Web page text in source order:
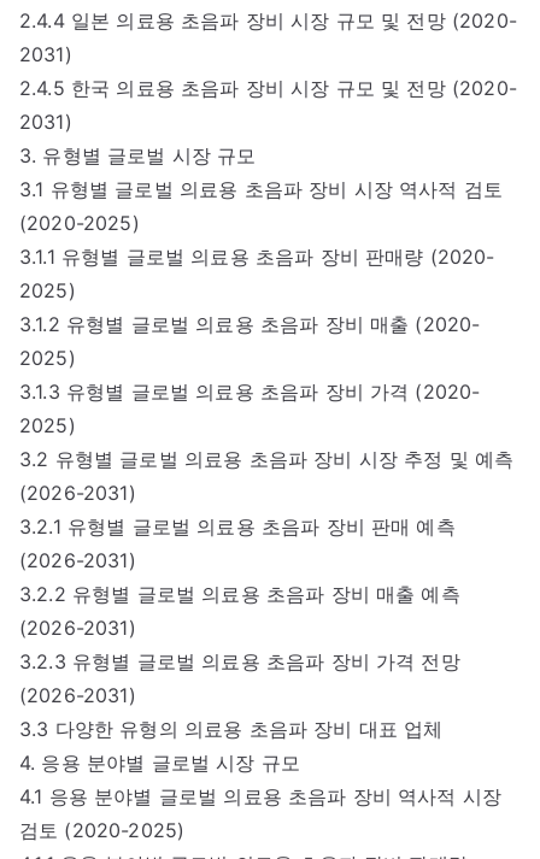
2.4.4 일본 의료용 초음파 장비 시장 규모 및 전망 (2020-
2031)
2.4.5 한국 의료용 초음파 장비 시장 규모 및 전망 (2020-
2031)
3. 유형별 글로벌 시장 규모
3.1 유형별 글로벌 의료용 초음파 장비 시장 역사적 검토
(2020-2025)
3.1.1 유형별 글로벌 의료용 초음파 장비 판매량 (2020-
2025)
3.1.2 유형별 글로벌 의료용 초음파 장비 매출 (2020-
2025)
3.1.3 유형별 글로벌 의료용 초음파 장비 가격 (2020-
2025)
3.2 유형별 글로벌 의료용 초음파 장비 시장 추정 및 예측
(2026-2031)
3.2.1 유형별 글로벌 의료용 초음파 장비 판매 예측
(2026-2031)
3.2.2 유형별 글로벌 의료용 초음파 장비 매출 예측
(2026-2031)
3.2.3 유형별 글로벌 의료용 초음파 장비 가격 전망
(2026-2031)
3.3 다양한 유형의 의료용 초음파 장비 대표 업체
4. 응용 분야별 글로벌 시장 규모
4.1 응용 분야별 글로벌 의료용 초음파 장비 역사적 시장
검토 (2020-2025)